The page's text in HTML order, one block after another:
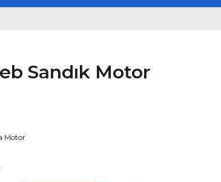
Sandık Motor
Motor